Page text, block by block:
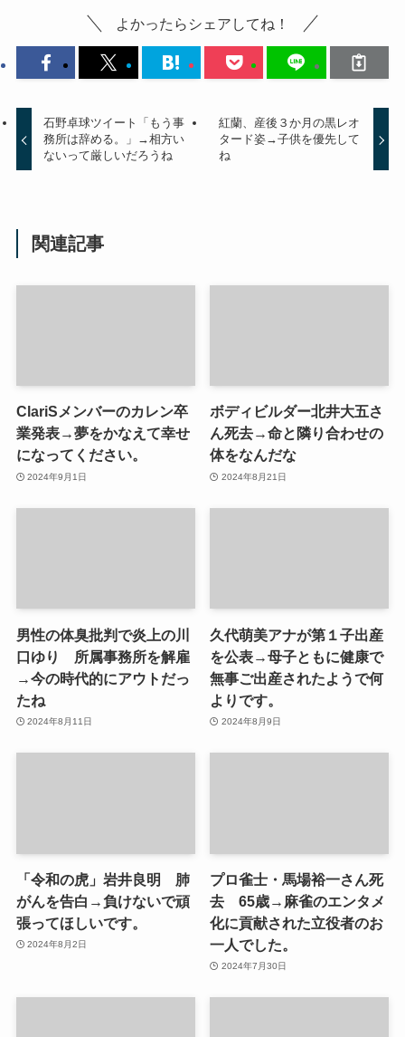
よかったらシェアしてね！
石野卓球ツイート「もう事
務所は辞める。」→相方い
ないって厳しいだろうね
紅蘭、産後３か月の黒レオ
タード姿→子供を優先して
ね
関連記事
ClariSメンバーのカレン卒
業発表→夢をかなえて幸せ
になってください。
2024年9月1日
ボディビルダー北井大五さ
ん死去→命と隣り合わせの
体をなんだな
2024年8月21日
男性の体臭批判で炎上の川
口ゆり 所属事務所を解雇
→今の時代的にアウトだっ
たね
2024年8月11日
久代萌美アナが第１子出産
を公表→母子ともに健康で
無事ご出産されたようで何
よりです。
2024年8月9日
「令和の虎」岩井良明 肺
がんを告白→負けないで頑
張ってほしいです。
2024年8月2日
プロ雀士・馬場裕一さん死
去 65歳→麻雀のエンタメ
化に貢献された立役者のお
一人でした。
2024年7月30日